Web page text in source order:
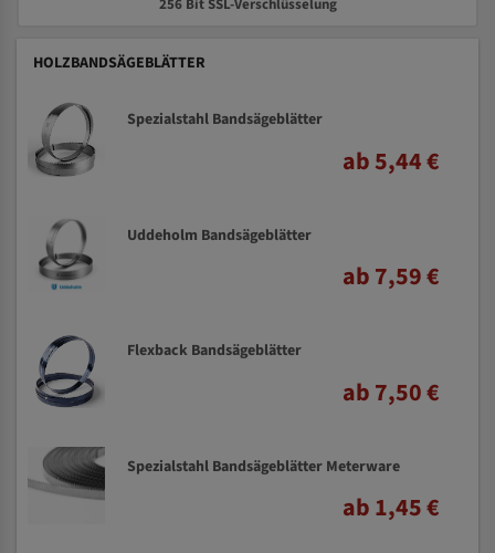
256 Bit SSL-Verschlüsselung
HOLZBANDSÄGEBLÄTTER
Spezialstahl Bandsägeblätter
ab 5,44 €
Uddeholm Bandsägeblätter
ab 7,59 €
Flexback Bandsägeblätter
ab 7,50 €
Spezialstahl Bandsägeblätter Meterware
ab 1,45 €